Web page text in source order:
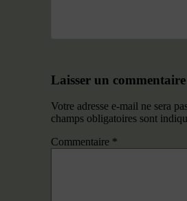
Laisser un commentaire
Votre adresse e-mail ne sera
champs obligatoires sont
Commentaire *